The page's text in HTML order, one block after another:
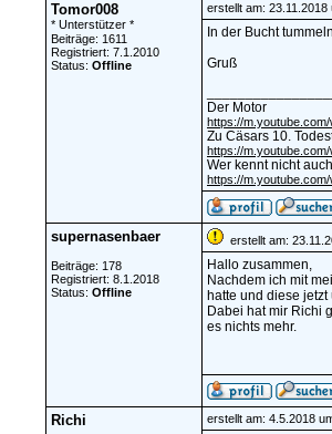
Tomor008
* Unterstützer *
Beiträge: 1611
Registriert: 7.1.2010
Status: Offline
erstellt am: 23.11.2018
In der Bucht
Gruß
Der Motor
https://
Zu Cäsars 10.
https://
Wer kennt nicht
https://
supernasenbaer
Beiträge: 178
Registriert: 8.1.2018
Status: Offline
erstellt am:
Hallo zusammen,
Nachdem ich mit
hatte und diese
Dabei hat mir Richi
es nichts mehr.
Richi erstellt am: 4.5.2018